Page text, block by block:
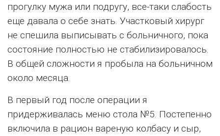
прогулку мужа или подругу, все-таки слабость
еще давала о себе знать. Участковый хирург
не спешила выписывать с больничного, пока
состояние полностью не стабилизировалось.
В общей сложности я пробыла на больничном
около месяца.
В первый год после операции я
придерживалась меню стола №5. Постепенно
включила в рацион вареную колбасу и сыр,